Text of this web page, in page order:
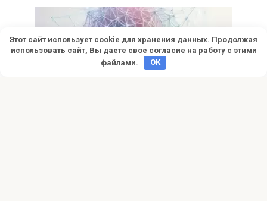
Этот сайт использует cookie для хранения данных. Продолжая
использовать сайт, Вы даете свое согласие на работу с этими
файлами.
OK